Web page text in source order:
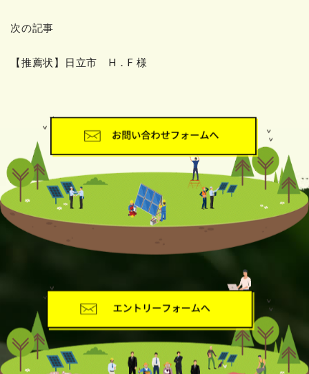
次の記事
【推薦状】日立市 H．F 様